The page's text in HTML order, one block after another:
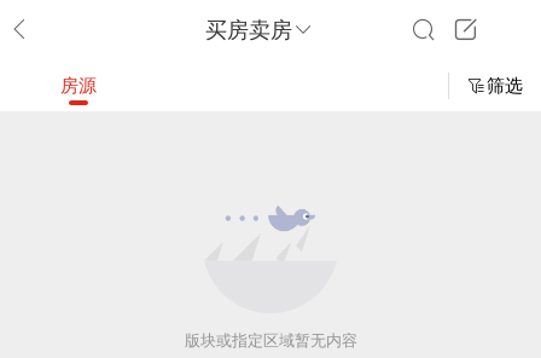
买房卖房
房源 筛选
版块或指定区域暂无内容